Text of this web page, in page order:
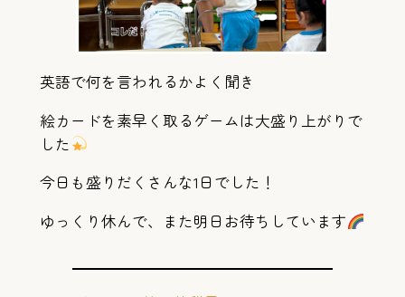
英語で何を言われるかよく聞き
絵カードを素早く取るゲームは大盛り上がりで
した
今日も盛りだくさんな1日でした！
ゆっくり休んで、また明日お待ちしています